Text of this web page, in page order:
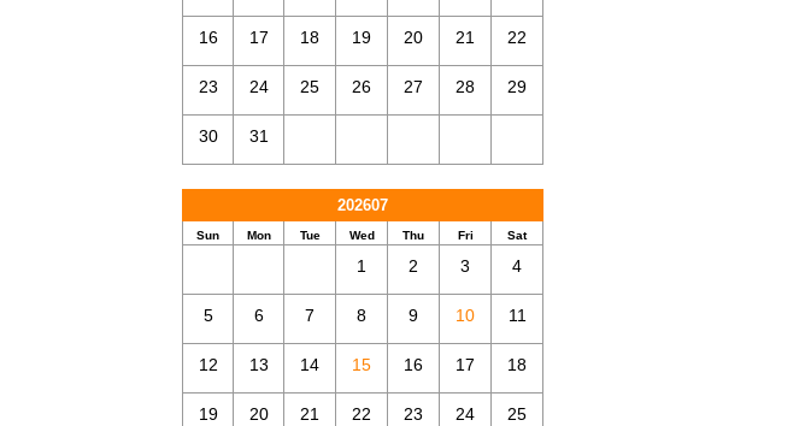
16 17 18 19 20 21 22
23 24 25 26 27 28 29
30 31
202607
Sun Mon Tue Wed Thu Fri Sat
1 2 3 4
5 6 7 8 9 10 11
12 13 14 15 16 17 18
19 20 21 22 23 24 25